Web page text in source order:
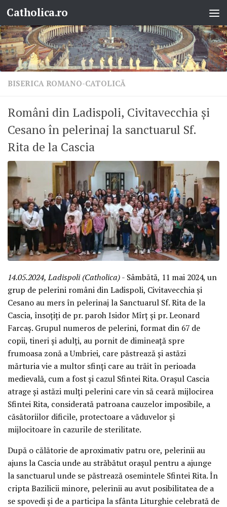
Skip to content
Catholica.ro
BISERICA ROMANO-CATOLICĂ
Români din Ladispoli, Civitavecchia și
Cesano în pelerinaj la sanctuarul Sf.
Rita de la Cascia
14.05.2024, Ladispoli (Catholica)- Sâmbătă, 11 mai 2024, un
grup de pelerini români din Ladispoli, Civitavecchia și
Cesano au mers în pelerinaj la Sanctuarul Sf. Rita de la
Cascia, însoțiți de pr. paroh Isidor Mîrț și pr. Leonard
Farcaș. Grupul numeros de pelerini, format din 67 de
copii, tineri și adulți, au pornit de dimineață spre
frumoasa zonă a Umbriei, care păstrează și astăzi
mărturia vie a multor sfinți care au trăit în perioada
medievală, cum a fost și cazul Sfintei Rita. Orașul Cascia
atrage și astăzi mulți pelerini care vin să ceară mijlocirea
Sfintei Rita, considerată patroana cauzelor imposibile, a
căsătoriilor dificile, protectoare a văduvelor și
mijlocitoare în cazurile de sterilitate.
După o călătorie de aproximativ patru ore, pelerinii au
ajuns la Cascia unde au străbătut orașul pentru a ajunge
la sanctuarul unde se păstrează osemintele Sfintei Rita. În
cripta Bazilicii minore, pelerinii au avut posibilitatea de a
se spovedi și de a participa la sfânta Liturghie celebrată de